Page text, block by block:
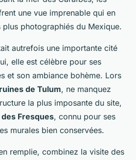
une vue imprenable qui en
plus photographiés du Mexique.
autrefois une importante cité
elle est célèbre pour ses
et son ambiance bohème. Lors
de Tulum, ne manquez
la plus imposante du site,
Fresques, connu pour ses
murales bien conservées.
remplie, combinez la visite des